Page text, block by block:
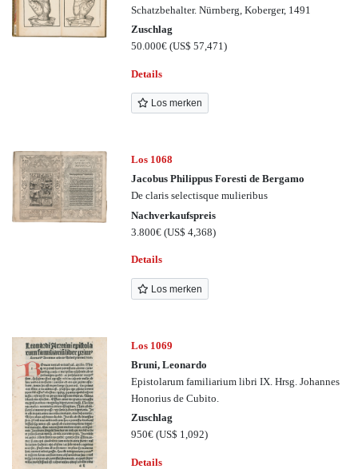
Schatzbehalter. Nürnberg, Koberger, 1491
Zuschlag
50.000€(US$ 57,471)
Details
Los merken
Los 1068
Jacobus Philippus Foresti de Bergamo
De claris selectisque mulieribus
Nachverkaufspreis
3.800€(US$ 4,368)
Details
Los merken
Los 1069
Bruni, Leonardo
Epistolarum familiarium libri IX. Hrsg. Johannes
Honorius de Cubito.
Zuschlag
950€(US$ 1,092)
Details